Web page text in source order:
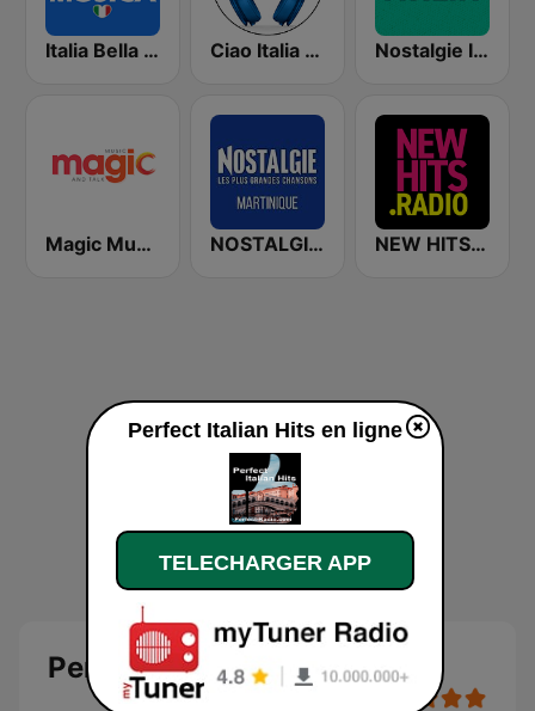
Italia Bella Musica Ciao Italia Radio Nostalgie Italia
Magic Music NOSTALGIE MARTINIQUE NEW HITS RADIO Italia
Perfect Italian Hits
Perfect Italian Hits en ligne
TELECHARGER APP